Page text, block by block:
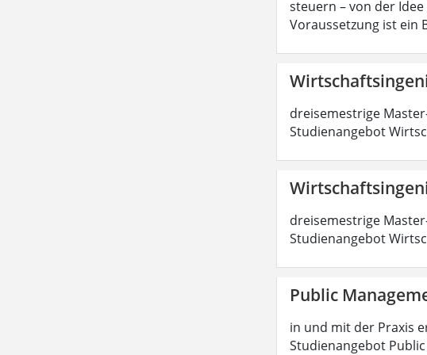
steuern – von der
Voraussetzung ist ein
dreisemestrige
Studienangebot
dreisemestrige
Studienangebot
Public
in und mit der Praxis
Studienangebot